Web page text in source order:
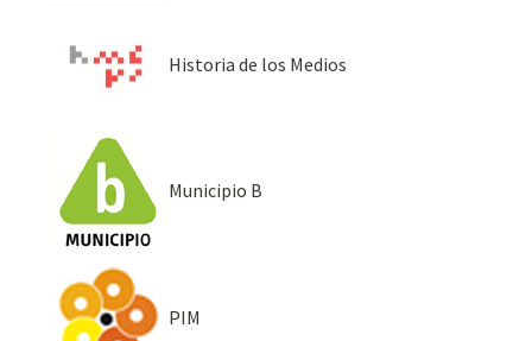
Historia de los Medios
Municipio B
PIM